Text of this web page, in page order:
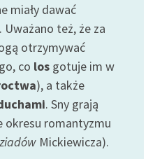
miały dawać
. Uważano też, że za
otrzymywać
co los gotuje im w
), a także
. Sny grają
romantyzmu
Mickiewicza).